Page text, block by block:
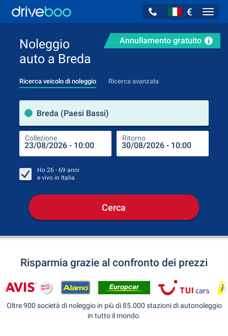
€
Annullamento gratuito
Noleggio
auto a Breda
Ricerca veicolo di noleggio Ricerca avanzata
Breda (Paesi Bassi)
Collezione Ritorno
Ho 26 - 69 anni
e vivo in Italia
Cerca
Risparmia grazie al confronto dei prezzi
Oltre 900 società di noleggio in più di 85.000 stazioni di autonoleggio
in tutto il mondo.